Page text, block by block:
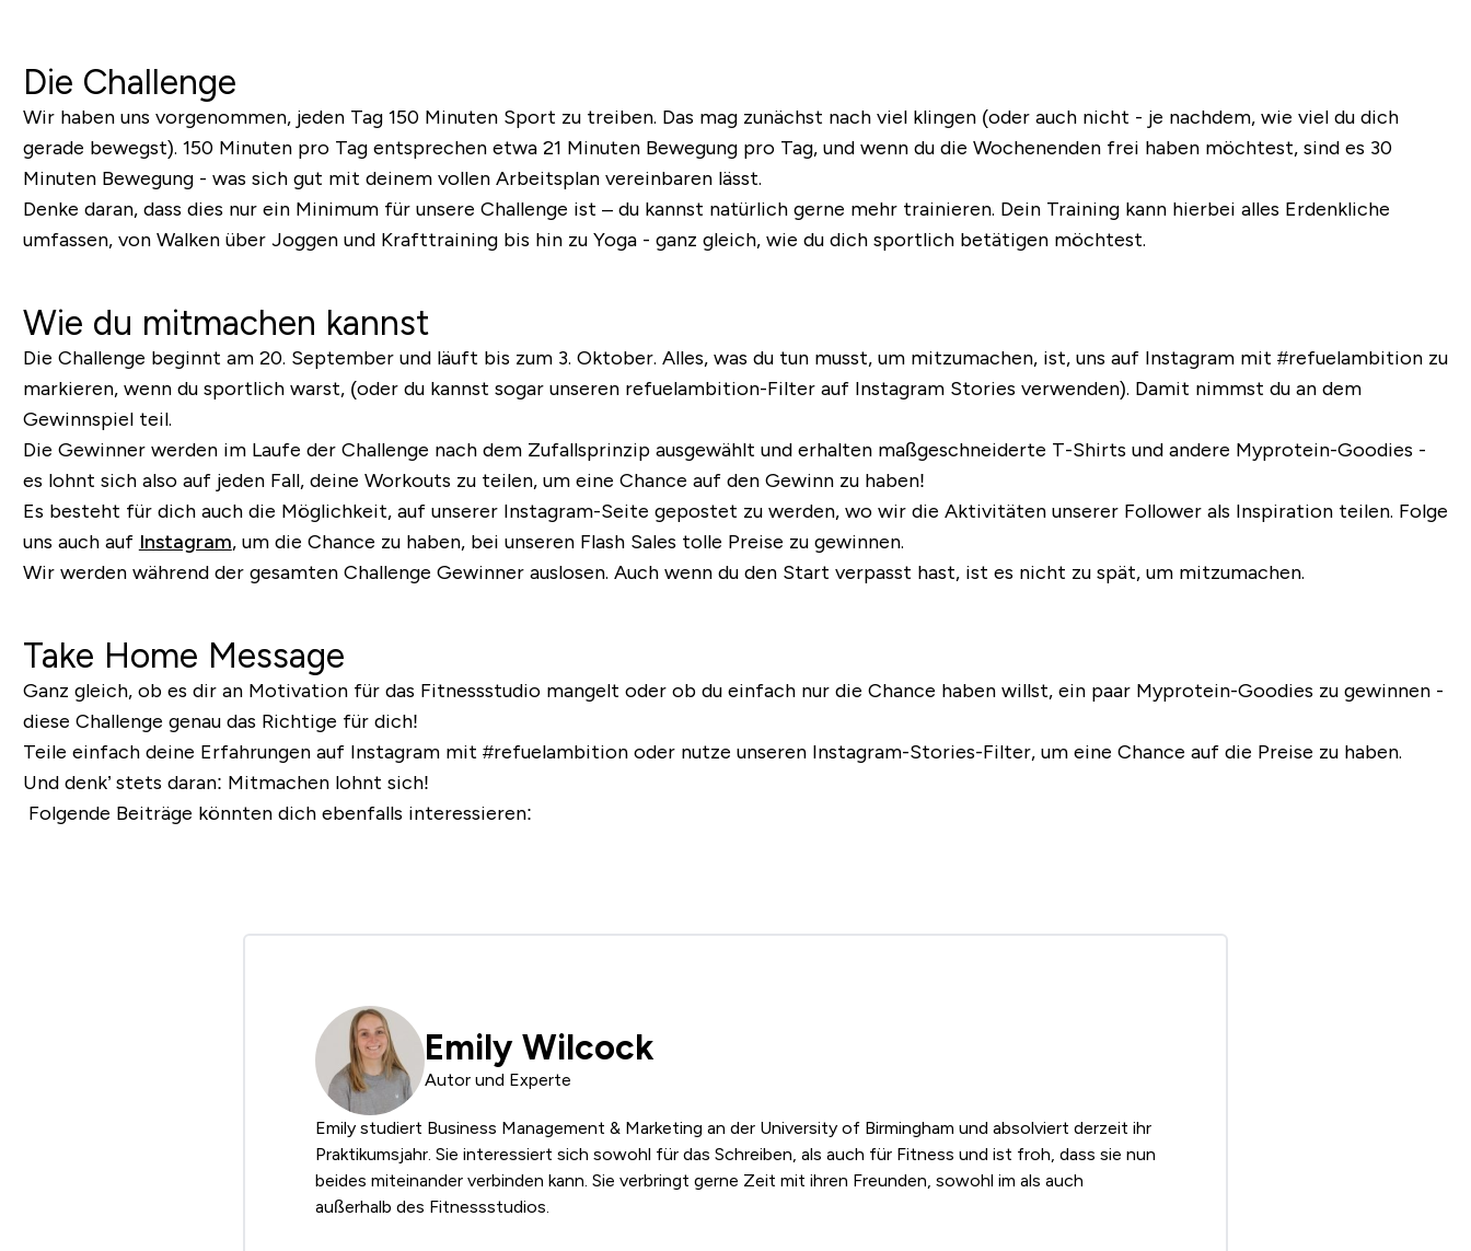
Die Challenge
Wir haben uns vorgenommen, jeden Tag 150 Minuten Sport zu treiben. Das mag zunächst nach viel klingen (oder auch nicht - je nachdem, wie viel du dich
gerade bewegst). 150 Minuten pro Tag entsprechen etwa 21 Minuten Bewegung pro Tag, und wenn du die Wochenenden frei haben möchtest, sind es 30
Minuten Bewegung - was sich gut mit deinem vollen Arbeitsplan vereinbaren lässt.
Denke daran, dass dies nur ein Minimum für unsere Challenge ist – du kannst natürlich gerne mehr trainieren. Dein Training kann hierbei alles Erdenkliche
umfassen, von Walken über Joggen und Krafttraining bis hin zu Yoga - ganz gleich, wie du dich sportlich betätigen möchtest.
Wie du mitmachen kannst
Die Challenge beginnt am 20. September und läuft bis zum 3. Oktober. Alles, was du tun musst, um mitzumachen, ist, uns auf Instagram mit #refuelambitionzu
markieren, wenn du sportlich warst, (oder du kannst sogar unseren refuelambition-Filter auf Instagram Stories verwenden). Damit nimmst du an dem
Gewinnspiel teil.
Die Gewinner werden im Laufe der Challenge nach dem Zufallsprinzip ausgewählt und erhalten maßgeschneiderte T-Shirts und andere Myprotein-Goodies -
es lohnt sich also auf jeden Fall, deine Workouts zu teilen, um eine Chance auf den Gewinn zu haben!
Es besteht für dich auch die Möglichkeit, auf unserer Instagram-Seite gepostet zu werden, wo wir die Aktivitäten unserer Follower als Inspiration teilen. Folge
uns auch auf Instagram, um die Chance zu haben, bei unseren Flash Sales tolle Preise zu gewinnen.
Wir werden während der gesamten Challenge Gewinner auslosen. Auch wenn du den Start verpasst hast, ist es nicht zu spät, um mitzumachen.
Take Home Message
Ganz gleich, ob es dir an Motivation für das Fitnessstudio mangelt oder ob du einfach nur die Chance haben willst, ein paar Myprotein-Goodies zu gewinnen -
diese Challenge genau das Richtige für dich!
Teile einfach deine Erfahrungen auf Instagram mit #refuelambition oder nutze unseren Instagram-Stories-Filter, um eine Chance auf die Preise zu haben.
Und denk’ stets daran: Mitmachen lohnt sich!
Folgende Beiträge könnten dich ebenfalls interessieren:
Emily Wilcock
Autor und Experte
Emily studiert Business Management & Marketing an der University of Birmingham und absolviert derzeit ihr
Praktikumsjahr. Sie interessiert sich sowohl für das Schreiben, als auch für Fitness und ist froh, dass sie nun
beides miteinander verbinden kann. Sie verbringt gerne Zeit mit ihren Freunden, sowohl im als auch
außerhalb des Fitnessstudios.